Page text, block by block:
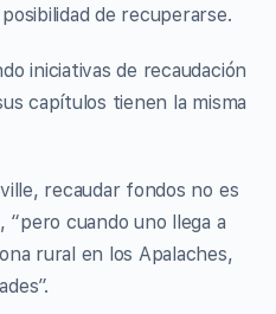
de recuperarse.
iniciativas de recaudación
capítulos tienen la misma
recaudar fondos no es
“pero cuando uno llega a
rural en los Apalaches,